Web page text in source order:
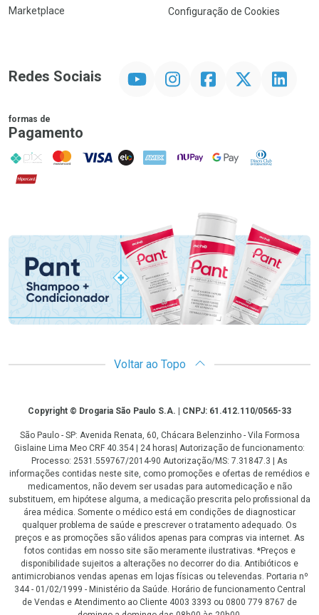
Marketplace
Configuração de Cookies
Redes Sociais InstagramFacebookTwitter Linkedin
formas de
Pagamento
PIX MasterCard
VISA ELO AMEX NuPay Google PayDiners Club
Hipercard
Promoção em Destaque
Voltar ao Topo
CopyrightCopyright © Drogaria São Paulo S.A. | CNPJ: 61.412.110/0565-33
São Paulo - SP: Avenida Renata, 60, Chácara Belenzinho - Vila Formosa
Gislaine Lima Meo CRF 40.354 | 24 horas| Autorização de funcionamento:
Processo: 2531.559767/2014-90 Autorização/MS: 7.31847.3 | As
informações contidas neste site, como promoções e ofertas de remédios e
medicamentos, não devem ser usadas para automedicação e não
substituem, em hipótese alguma, a medicação prescrita pelo profissional da
área médica. Somente o médico está em condições de diagnosticar
qualquer problema de saúde e prescrever o tratamento adequado. Os
preços e as promoções são válidos apenas para compras via internet. As
fotos contidas em nosso site são meramente ilustrativas. *Preços e
disponibilidade sujeitos a alterações no decorrer do dia. Antibióticos e
antimicrobianos vendas apenas em lojas físicas ou televendas. Portaria nº
344 - 01/02/1999 - Ministério da Saúde. Horário de funcionamento Central
de Vendas e Atendimento ao Cliente 4003 3393 ou 0800 779 8767 de